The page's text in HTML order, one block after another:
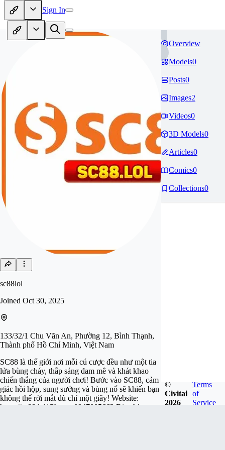
Sign In
sc88lol
Joined Oct 30, 2025
133/32/1 Chu Văn An, Phường 12, Bình Thạnh,
Thành phố Hồ Chí Minh, Việt Nam
SC88 là thế giới nơi mỗi cú cược đều như một tia
lửa bùng cháy, thắp sáng đam mê và khát khao
chiến thắng của người chơi! Bước vào SC88, cảm
giác hồi hộp, sung sướng và bùng nổ sẽ khiến bạn
không thể rời mắt dù chỉ một giây! Website:
https://sc88.lol/ Phone: 0947005662 Địa chỉ:
Overview
Models0
Posts0
Images2
Videos0
3D Models0
Articles0
Comics0
Collections0
©
Civitai
2026
Terms
of
Service